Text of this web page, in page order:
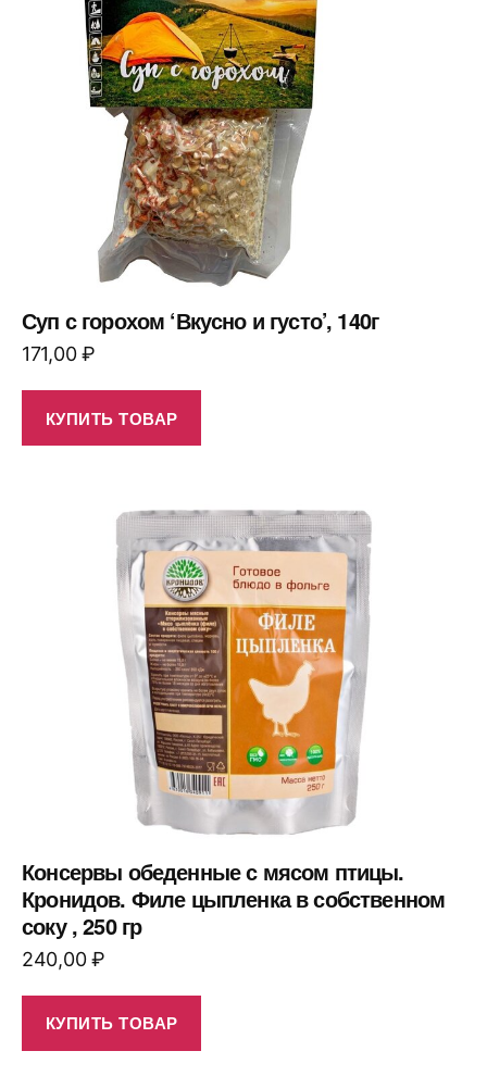
Суп с горохом ‘Вкусно и густо’, 140г
171,00₽
КУПИТЬ ТОВАР
Консервы обеденные с мясом птицы.
Кронидов. Филе цыпленка в собственном
соку , 250 гр
240,00₽
КУПИТЬ ТОВАР